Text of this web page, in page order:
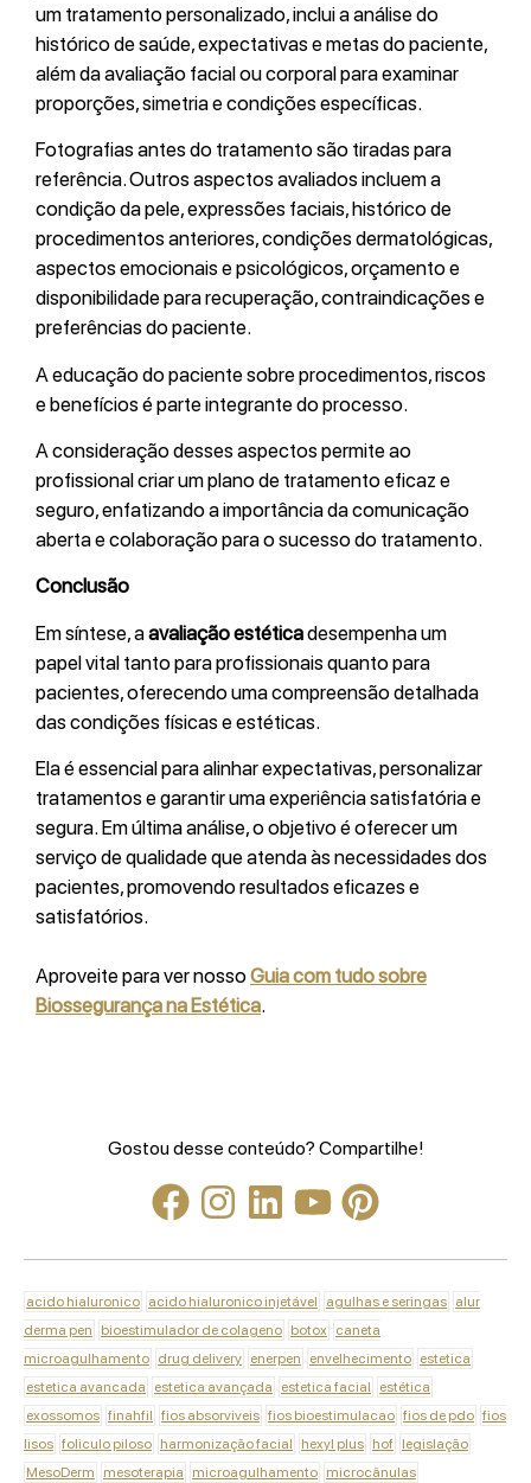
um tratamento personalizado, inclui a análise do
histórico de saúde, expectativas e metas do paciente,
além da avaliação facial ou corporal para examinar
proporções, simetria e condições específicas.
Fotografias antes do tratamento são tiradas para
referência. Outros aspectos avaliados incluem a
condição da pele, expressões faciais, histórico de
procedimentos anteriores, condições dermatológicas,
aspectos emocionais e psicológicos, orçamento e
disponibilidade para recuperação, contraindicações e
preferências do paciente.
A educação do paciente sobre procedimentos, riscos
e benefícios é parte integrante do processo.
A consideração desses aspectos permite ao
profissional criar um plano de tratamento eficaz e
seguro, enfatizando a importância da comunicação
aberta e colaboração para o sucesso do tratamento.
Conclusão
Em síntese, aavaliação estéticadesempenha um
papel vital tanto para profissionais quanto para
pacientes, oferecendo uma compreensão detalhada
das condições físicas e estéticas.
Ela é essencial para alinhar expectativas, personalizar
tratamentos e garantir uma experiência satisfatória e
segura. Em última análise, o objetivo é oferecer um
serviço de qualidade que atenda às necessidades dos
pacientes, promovendo resultados eficazes e
satisfatórios.
Aproveite para ver nossoGuia com tudo sobre
Biossegurança na Estética.
Gostou desse conteúdo? Compartilhe!
acido hialuronico acido hialuronico injetável agulhas e seringas alur
derma pen
bioestimulador de colageno botox caneta
microagulhamento drug delivery enerpen envelhecimento estetica
estetica avancada
estetica avançada estetica facial
estética
exossomos finahfil fios absorviveis fios bioestimulacao fios de pdo fios
lisos foliculo piloso harmonização facial hexyl plus hof legislação
MesoDerm
mesoterapia microagulhamento microcânulas